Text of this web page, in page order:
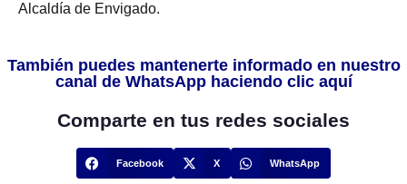
Alcaldía de Envigado.
También puedes mantenerte informado en nuestro
canal de WhatsApp haciendo clic aquí
Comparte en tus redes sociales
Facebook X WhatsApp